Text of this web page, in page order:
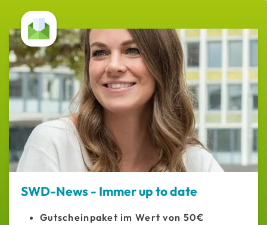
SWD-News - Immer up to date
Gutscheinpaket im Wert von 50€